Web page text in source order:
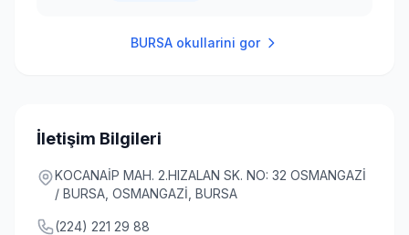
BURSA okullarini gor
İletişim Bilgileri
KOCANAİP MAH. 2.HIZALAN SK. NO: 32 OSMANGAZİ
/ BURSA, OSMANGAZİ, BURSA
(224) 221 29 88